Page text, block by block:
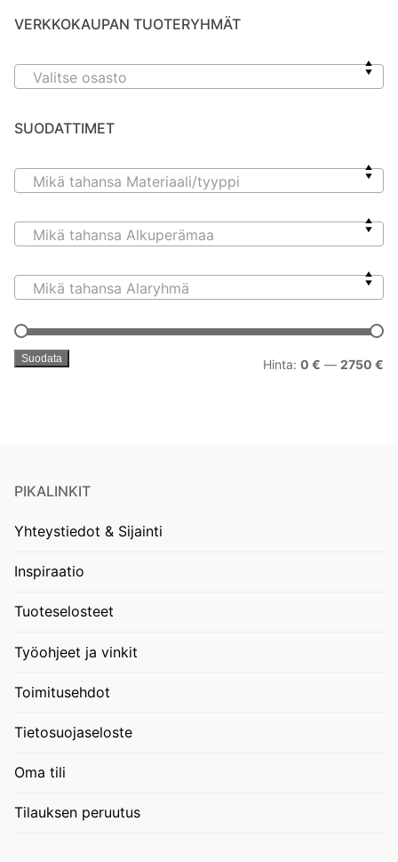
VERKKOKAUPAN TUOTERYHMÄT
Valitse osasto
SUODATTIMET
Mikä tahansa Materiaali/tyyppi
Mikä tahansa Alkuperämaa
Mikä tahansa Alaryhmä
Suodata Hinta: 0 € — 2750 €
PIKALINKIT
Yhteystiedot & Sijainti
Inspiraatio
Tuoteselosteet
Työohjeet ja vinkit
Toimitusehdot
Tietosuojaseloste
Oma tili
Tilauksen peruutus